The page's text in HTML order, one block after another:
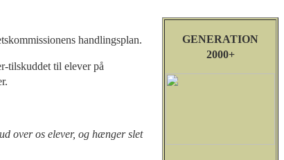
GENERATION
2000+
handlingsplan.
tilskuddet til elever på
over os elever, og hænger slet